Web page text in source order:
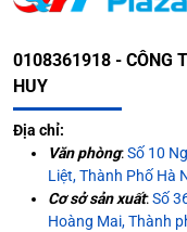
0108361918 - CÔNG
HUY
Địa chỉ:
Văn phòng:Số 10
Liệt, Thành Phố Hà
Cơ sở sản xuất:Số
Hoàng Mai, Thành